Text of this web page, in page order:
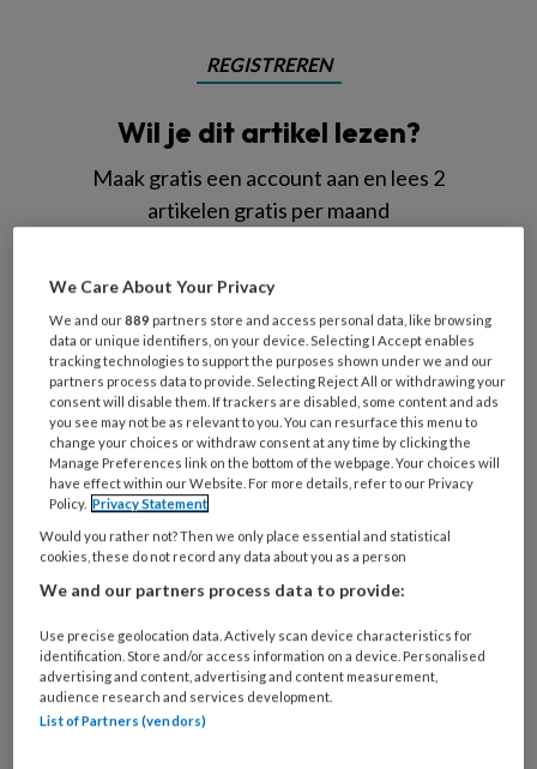
REGISTREREN
Wil je dit artikel lezen?
Maak gratis een account aan en lees 2
artikelen gratis per maand
Wat
is
je
e-
mailadres?
* *
Kies
je
wachtwoord* *
Kies
je
functie *
welke
organisatie
werk
Untitled
Ontvang 2x per week de
We Care About Your Privacy
We and our889 partners store and access personal data, like browsing
data or unique identifiers, on your device. Selecting I Accept enables
tracking technologies to support the purposes shown under we and our
partners process data to provide. Selecting Reject All or withdrawing your
consent will disable them. If trackers are disabled, some content and ads
you see may not be as relevant to you. You can resurface this menu to
change your choices or withdraw consent at any time by clicking the
Manage Preferences link on the bottom of the webpage. Your choices will
have effect within our Website. For more details, refer to our Privacy
Policy. Privacy Statement
Would you rather not? Then we only place essential and statistical
cookies, these do not record any data about you as a person
We and our partners process data to provide:
Use precise geolocation data. Actively scan device characteristics for
identification. Store and/or access information on a device. Personalised
advertising and content, advertising and content measurement,
audience research and services development.
List of Partners (vendors)